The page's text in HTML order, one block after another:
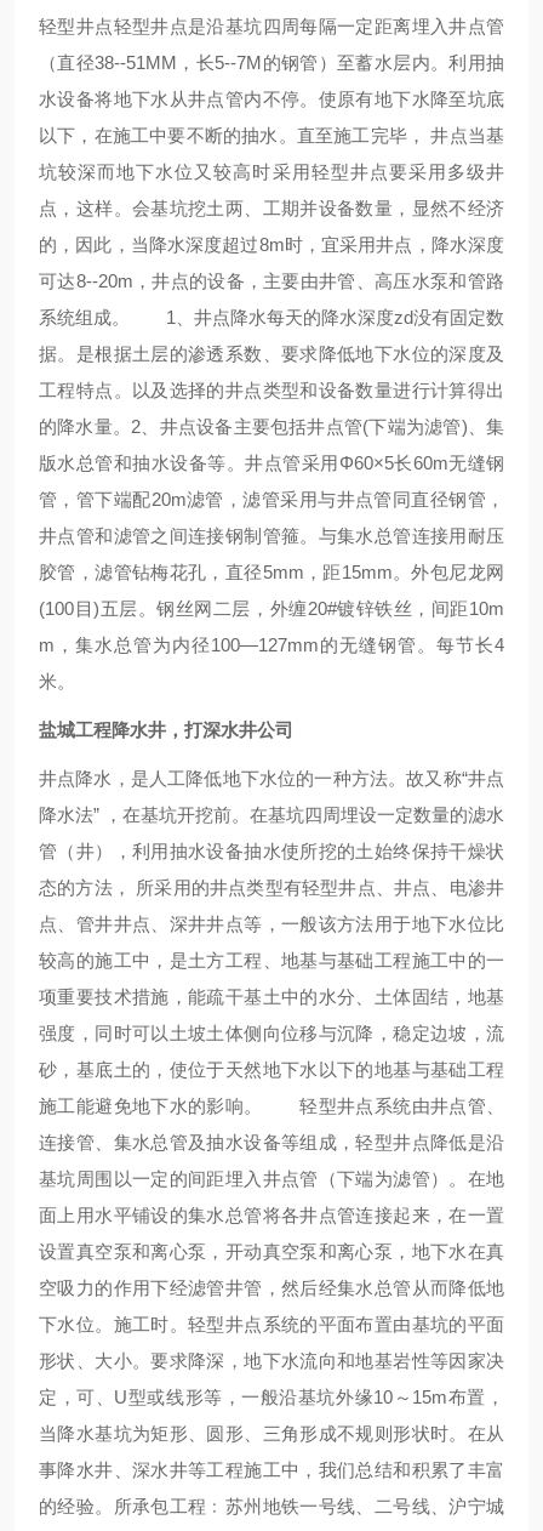
轻型井点轻型井点是沿基坑四周每隔一定距离埋入井点管
（直径38--51MM，长5--7M的钢管）至蓄水层内。利用抽
水设备将地下水从井点管内不停。使原有地下水降至坑底
以下，在施工中要不断的抽水。直至施工完毕， 井点当基
坑较深而地下水位又较高时采用轻型井点要采用多级井
点，这样。会基坑挖土两、工期并设备数量，显然不经济
的，因此，当降水深度超过8m时，宜采用井点，降水深度
可达8--20m，井点的设备，主要由井管、高压水泵和管路
系统组成。 1、井点降水每天的降水深度zd没有固定数
据。是根据土层的渗透系数、要求降低地下水位的深度及
工程特点。以及选择的井点类型和设备数量进行计算得出
的降水量。2、井点设备主要包括井点管(下端为滤管)、集
版水总管和抽水设备等。井点管采用Φ60×5长60m无缝钢
管，管下端配20m滤管，滤管采用与井点管同直径钢管，
井点管和滤管之间连接钢制管箍。与集水总管连接用耐压
胶管，滤管钻梅花孔，直径5mm，距15mm。外包尼龙网
(100目)五层。钢丝网二层，外缠20#镀锌铁丝，间距10m
m，集水总管为内径100—127mm的无缝钢管。每节长4
米。
盐城工程降水井，打深水井公司
井点降水，是人工降低地下水位的一种方法。故又称“井点
降水法” ，在基坑开挖前。在基坑四周埋设一定数量的滤水
管（井），利用抽水设备抽水使所挖的土始终保持干燥状
态的方法， 所采用的井点类型有轻型井点、井点、电渗井
点、管井井点、深井井点等，一般该方法用于地下水位比
较高的施工中，是土方工程、地基与基础工程施工中的一
项重要技术措施，能疏干基土中的水分、土体固结，地基
强度，同时可以土坡土体侧向位移与沉降，稳定边坡，流
砂，基底土的，使位于天然地下水以下的地基与基础工程
施工能避免地下水的影响。 轻型井点系统由井点管、
连接管、集水总管及抽水设备等组成，轻型井点降低是沿
基坑周围以一定的间距埋入井点管（下端为滤管）。在地
面上用水平铺设的集水总管将各井点管连接起来，在一置
设置真空泵和离心泵，开动真空泵和离心泵，地下水在真
空吸力的作用下经滤管井管，然后经集水总管从而降低地
下水位。施工时。轻型井点系统的平面布置由基坑的平面
形状、大小。要求降深，地下水流向和地基岩性等因家决
定，可、U型或线形等，一般沿基坑外缘10～15m布置，
当降水基坑为矩形、圆形、三角形成不规则形状时。在从
事降水井、深水井等工程施工中，我们总结和积累了丰富
的经验。所承包工程﹕苏州地铁一号线、二号线、沪宁城